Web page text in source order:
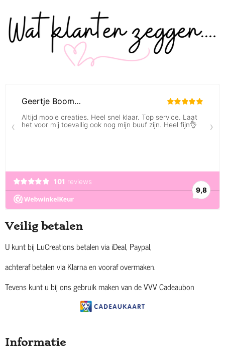
Veilig betalen
U kunt bij LuCreations betalen via iDeal, Paypal,
achteraf betalen via Klarna en vooraf overmaken.
Tevens kunt u bij ons gebruik maken van de VVV Cadeaubon
Informatie